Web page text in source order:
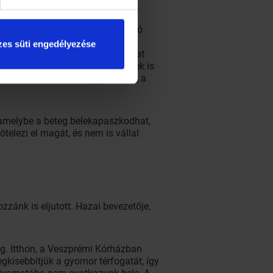
süti engedélyezése
veszélyezteti az általa
mikor egy műanyag gyűrű
A szilikon gyűrű szabályozó
fogyaszt, de önfegyelemre
a beteg nem ehet és ihat
a csökkentett mennyiségnek is
eredmény követi a műtétet, a
a beteg belekapaszkodhat,
el magát, és nem is vállal
is eljutott. Hazai bevezetője,
Itthon, a Veszprémi Kórházban
a gyomor térfogatát, így